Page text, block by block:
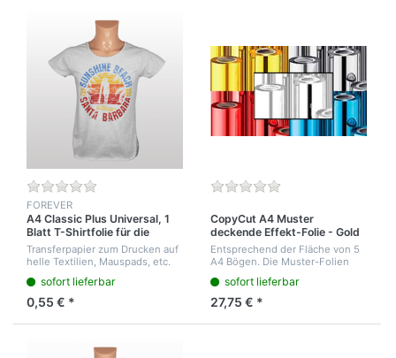
FOREVER
A4 Classic Plus Universal, 1
Blatt T-Shirtfolie für die
aktuellen Drucker
Transferpapier zum Drucken auf
helle Textilien, Mauspads, etc.
sofort lieferbar
0,55 € *
CopyCut A4 Muster
deckende Effekt-Folie - Gold
Metallic, Silber Metallic, Rot
Metallic, Weiß glänzend, Blau
Metallic je Farbe 6
Umwickelungen auf einen
21cm breiten Karton.
Entsprechend der Fläche von 5
A4 Bögen. Die Muster-Folien
sind mit Klebestreifen befestigt.
Es kann dabei zu Knickungen
kommen. Wir empfehlen ganze
Rollen z...
sofort lieferbar
27,75 € *